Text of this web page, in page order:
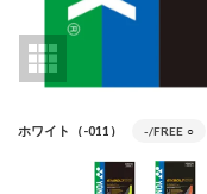
ホワイト（-011） -/FREE ○